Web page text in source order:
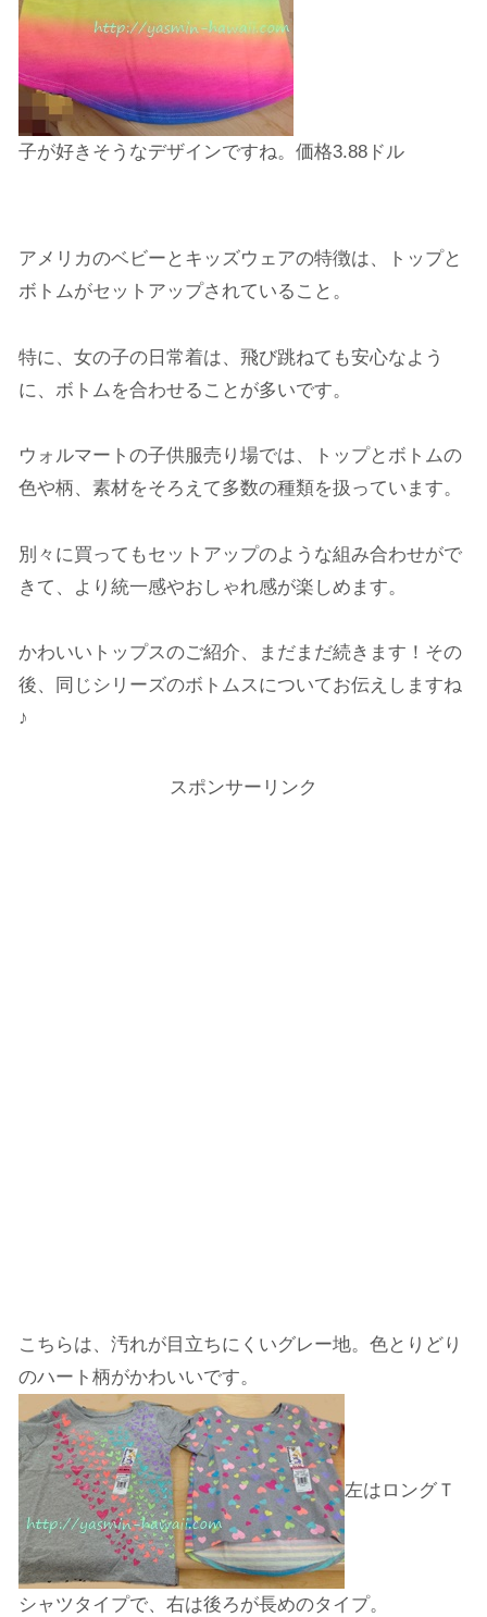
子が好きそうなデザインですね。価格3.88ドル
アメリカのベビーとキッズウェアの特徴は、トップと
ボトムがセットアップされていること。
特に、女の子の日常着は、飛び跳ねても安心なよう
に、ボトムを合わせることが多いです。
ウォルマートの子供服売り場では、トップとボトムの
色や柄、素材をそろえて多数の種類を扱っています。
別々に買ってもセットアップのような組み合わせがで
きて、より統一感やおしゃれ感が楽しめます。
かわいいトップスのご紹介、まだまだ続きます！その
後、同じシリーズのボトムスについてお伝えしますね
♪
スポンサーリンク
こちらは、汚れが目立ちにくいグレー地。色とりどり
のハート柄がかわいいです。
左はロングＴ
シャツタイプで、右は後ろが長めのタイプ。